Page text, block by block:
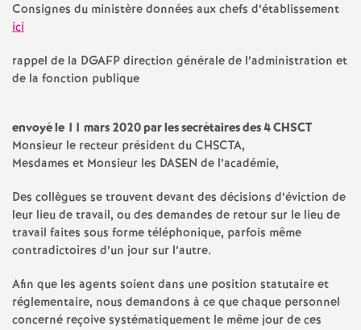
c
o
d
d
e
g
r
Consignes du ministère données aux chefs d’établissement
ici
rappel de la DGAFPdirection générale de l’administration et
de la fonction publique
envoyé le 11 mars 2020 par les secrétaires des 4CHSCT
Monsieur le recteur président duCHSCTA,
Mesdames et Monsieur les DASEN de l’académie,
Des collègues se trouvent devant des décisions d’éviction de
leur lieu de travail, ou des demandes de retour sur le lieu de
travail faites sous forme téléphonique, parfois même
contradictoires d’un jour sur l’autre.
Afin que les agents soient dans une position statutaire et
réglementaire, nous demandons à ce que chaque personnel
concerné reçoive systématiquement le même jour de ces